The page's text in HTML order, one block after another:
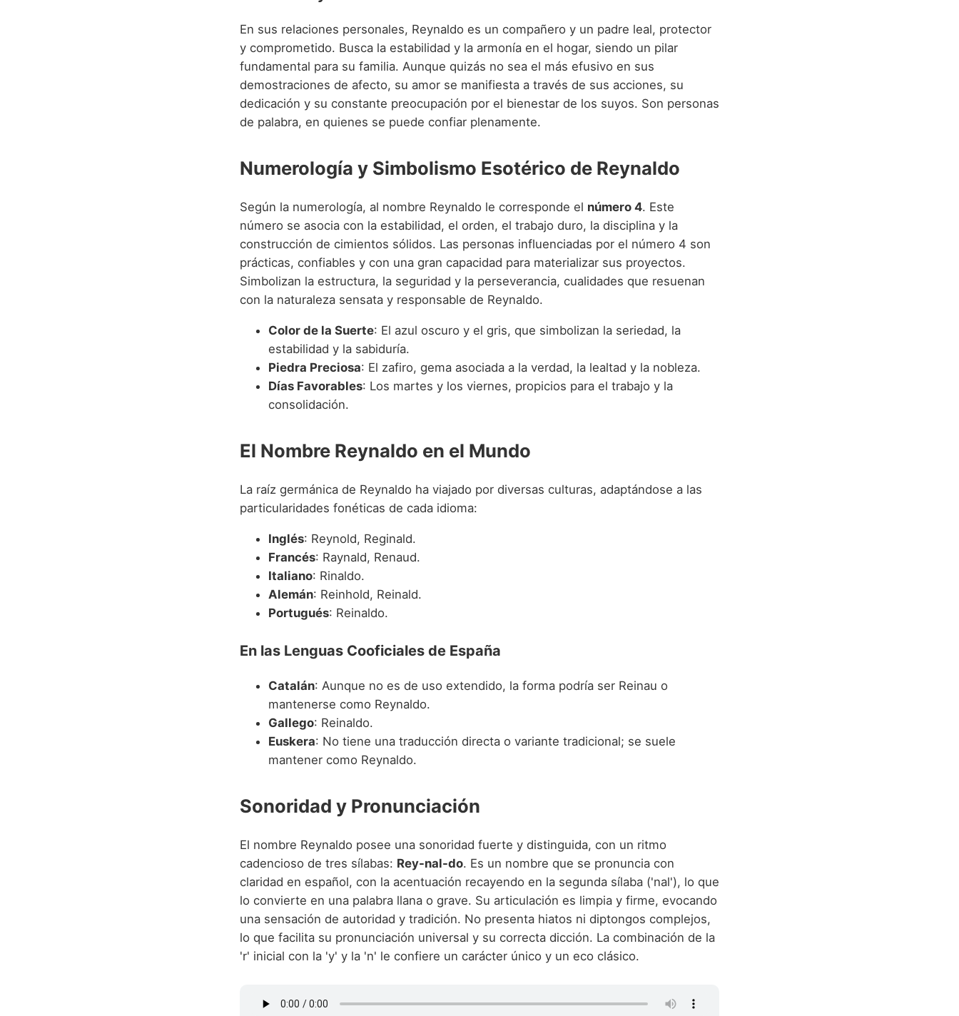
En sus relaciones personales, Reynaldo es un compañero y un padre leal, protector
y comprometido. Busca la estabilidad y la armonía en el hogar, siendo un pilar
fundamental para su familia. Aunque quizás no sea el más efusivo en sus
demostraciones de afecto, su amor se manifiesta a través de sus acciones, su
dedicación y su constante preocupación por el bienestar de los suyos. Son personas
de palabra, en quienes se puede confiar plenamente.
Numerología y Simbolismo Esotérico de Reynaldo
Según la numerología, al nombre Reynaldo le corresponde el número 4. Este
número se asocia con la estabilidad, el orden, el trabajo duro, la disciplina y la
construcción de cimientos sólidos. Las personas influenciadas por el número 4 son
prácticas, confiables y con una gran capacidad para materializar sus proyectos.
Simbolizan la estructura, la seguridad y la perseverancia, cualidades que resuenan
con la naturaleza sensata y responsable de Reynaldo.
Color de la Suerte: El azul oscuro y el gris, que simbolizan la seriedad, la
estabilidad y la sabiduría.
Piedra Preciosa: El zafiro, gema asociada a la verdad, la lealtad y la nobleza.
Días Favorables: Los martes y los viernes, propicios para el trabajo y la
consolidación.
El Nombre Reynaldo en el Mundo
La raíz germánica de Reynaldo ha viajado por diversas culturas, adaptándose a las
particularidades fonéticas de cada idioma:
Inglés: Reynold, Reginald.
Francés: Raynald, Renaud.
Italiano: Rinaldo.
Alemán: Reinhold, Reinald.
Portugués: Reinaldo.
En las Lenguas Cooficiales de España
Catalán: Aunque no es de uso extendido, la forma podría ser Reinau o
mantenerse como Reynaldo.
Gallego: Reinaldo.
Euskera: No tiene una traducción directa o variante tradicional; se suele
mantener como Reynaldo.
Sonoridad y Pronunciación
El nombre Reynaldo posee una sonoridad fuerte y distinguida, con un ritmo
cadencioso de tres sílabas: Rey-nal-do. Es un nombre que se pronuncia con
claridad en español, con la acentuación recayendo en la segunda sílaba ('nal'), lo que
lo convierte en una palabra llana o grave. Su articulación es limpia y firme, evocando
una sensación de autoridad y tradición. No presenta hiatos ni diptongos complejos,
lo que facilita su pronunciación universal y su correcta dicción. La combinación de la
'r' inicial con la 'y' y la 'n' le confiere un carácter único y un eco clásico.